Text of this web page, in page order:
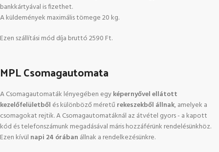
bankkártyával is fizethet.
A küldemények maximális tömege 20 kg.
Ezen szállítási mód díja bruttó 2590 Ft.
MPL Csomagautomata
A Csomagautomaták lényegében egyképernyővel ellátott
kezelőfelületből és különböző méretű rekeszekből állnak, amelyek a
csomagokat rejtik. A Csomagautomatáknál az átvétel gyors - a kapott
kód és telefonszámunk megadásával máris hozzáférünk rendelésünkhöz.
Ezen kívül napi 24 órában állnak a rendelkezésünkre.